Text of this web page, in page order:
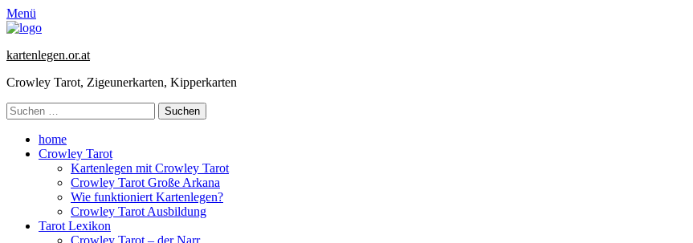
Menü
kartenlegen.or.at
Crowley Tarot, Zigeunerkarten, Kipperkarten
Suchen
nach:
Primäres
Menü
Zum
Inhalt
home
Crowley Tarot
Kartenlegen mit Crowley Tarot
Crowley Tarot Große Arkana
Wie funktioniert Kartenlegen?
Crowley Tarot Ausbildung
Tarot Lexikon
Crowley Tarot – der Narr